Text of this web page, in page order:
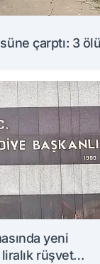
çarptı: 3 ölü
yeni
rüşvet